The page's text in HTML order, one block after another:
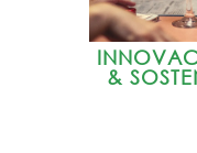
&